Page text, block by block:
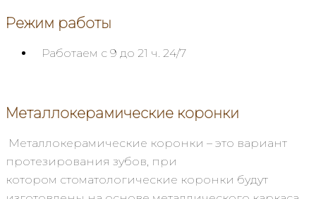
Режим работы
Работаем с 9 до 21 ч. 24/7
Металлокерамические коронки
Металлокерамические коронки – это вариант
протезирования зубов, при
котором стоматологические коронки будут